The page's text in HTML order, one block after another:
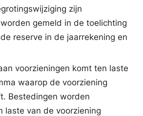
zijn
gemeld in de toelichting
reserve in de jaarrekening en
voorzieningen komt ten laste
waarop de voorziening
Bestedingen worden
laste van de voorziening